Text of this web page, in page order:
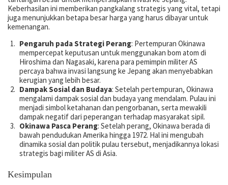
Keberhasilan ini memberikan pangkalang strategis yang vital, tetapi
juga menunjukkan betapa besar harga yang harus dibayar untuk
kemenangan.
Pengaruh pada Strategi Perang: Pertempuran Okinawa
mempercepat keputusan untuk menggunakan bom atom di
Hiroshima dan Nagasaki, karena para pemimpin militer AS
percaya bahwa invasi langsung ke Jepang akan menyebabkan
kerugian yang lebih besar.
Dampak Sosial dan Budaya: Setelah pertempuran, Okinawa
mengalami dampak sosial dan budaya yang mendalam. Pulau ini
menjadi simbol ketahanan dan pengorbanan, serta mewakili
dampak negatif dari peperangan terhadap masyarakat sipil.
Okinawa Pasca Perang: Setelah perang, Okinawa berada di
bawah pendudukan Amerika hingga 1972. Hal ini mengubah
dinamika sosial dan politik pulau tersebut, menjadikannya lokasi
strategis bagi militer AS di Asia.
Kesimpulan